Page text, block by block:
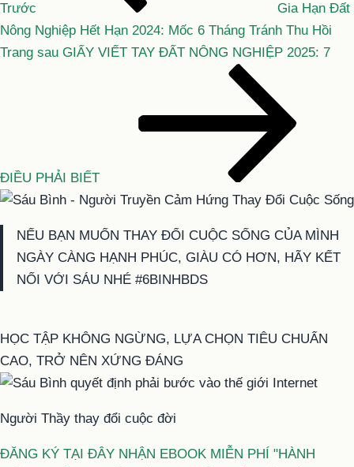
viết
Trước
Gia Hạn Đất
Nông Nghiệp Hết Hạn 2024: Mốc 6 Tháng Tránh Thu Hồi
Bài
Trang sau GIẤY VIẾT TAY ĐẤT NÔNG NGHIỆP 2025: 7
ĐIỀU PHẢI BIẾT
NẾU BẠN MUỐN THAY ĐỔI CUỘC SỐNG CỦA MÌNH
NGÀY CÀNG HẠNH PHÚC, GIÀU CÓ HƠN, HÃY KẾT
NỐI VỚI SÁU NHÉ #6BINHBDS
HỌC TẬP KHÔNG NGỪNG, LỰA CHỌN TIÊU CHUẨN
CAO, TRỞ NÊN XỨNG ĐÁNG
Người Thầy thay đổi cuộc đời
ĐĂNG KÝ TẠI ĐÂY NHẬN EBOOK MIỄN PHÍ "HÀNH